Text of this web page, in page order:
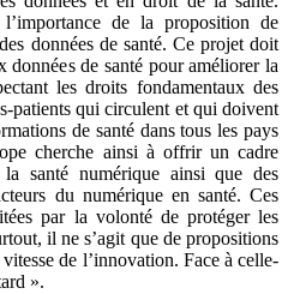
de la proposition de
données de santé. Ce projet doit
données de santé pour améliorer la
les droits fondamentaux des
patients qui circulent et qui doivent
de santé dans tous les pays
cherche ainsi à offrir un cadre
la santé numérique ainsi que des
du numérique en santé. Ces
par la volonté de protéger les
il ne s’agit que de propositions
de l’innovation. Face à celle-
».